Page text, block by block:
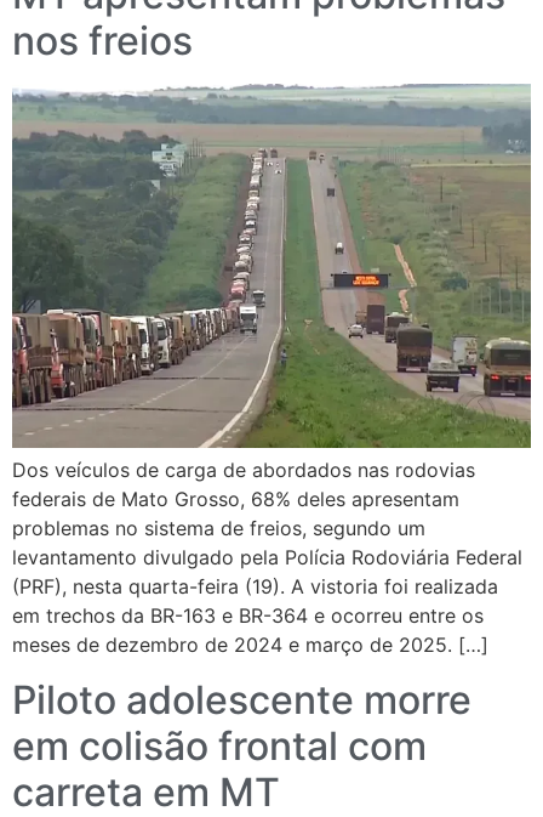
nos freios
Dos veículos de carga de abordados nas rodovias
federais de Mato Grosso, 68% deles apresentam
problemas no sistema de freios, segundo um
levantamento divulgado pela Polícia Rodoviária Federal
(PRF), nesta quarta-feira (19). A vistoria foi realizada
em trechos da BR-163 e BR-364 e ocorreu entre os
meses de dezembro de 2024 e março de 2025. […]
Piloto adolescente morre
em colisão frontal com
carreta em MT